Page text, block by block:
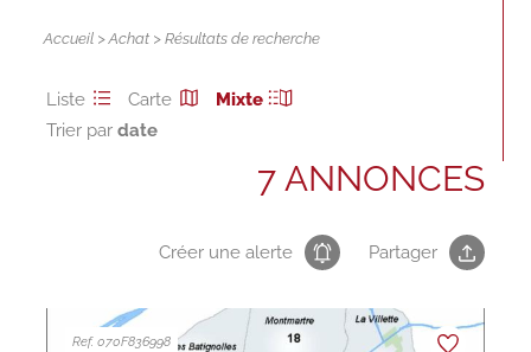
Accueil >Achat > Résultats de recherche
Liste Carte
Mixte
Trier par
7 ANNONCES
Créer une alerte Partager
Ref. 070F836998